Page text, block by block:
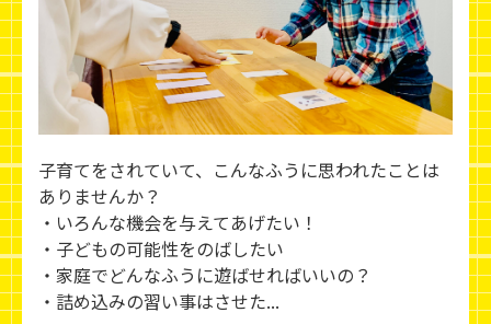
子育てをされていて、こんなふうに思われたことは
ありませんか？
・いろんな機会を与えてあげたい！
・子どもの可能性をのばしたい
・家庭でどんなふうに遊ばせればいいの？
・詰め込みの習い事はさせた...